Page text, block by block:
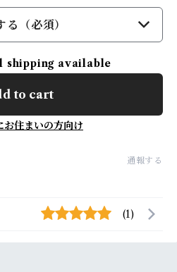
る（必須）
shipping available
to cart
お住まいの方向け
通報する
(1)